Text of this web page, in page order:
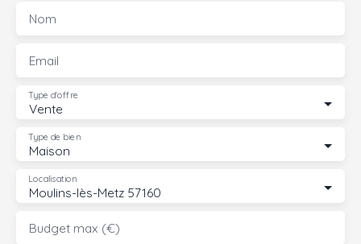
Nom
Email
Vente
Type d'offre
Maison
Type de bien
Moulins-lès-Metz 57160
Localisation
Budget max (€)